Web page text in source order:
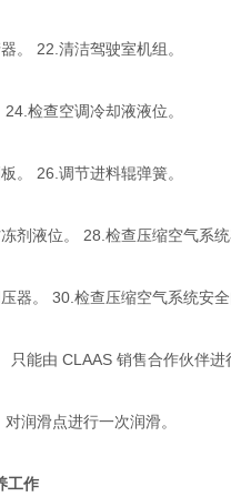
22.清洁驾驶室机组。
检查空调冷却液液位。
26.调节进料辊弹簧。
液位。 28.检查压缩空气系统
。 30.检查压缩空气系统安全
能由 CLAAS 销售合作伙伴进
滑点进行一次润滑。
工作